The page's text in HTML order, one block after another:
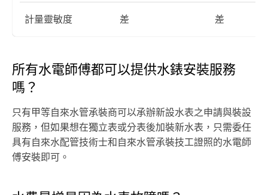
計量靈敏度 差 差
所有水電師傅都可以提供水錶安裝服務
嗎？
只有甲等自來水管承裝商可以承辦新設水表之申請與裝設
服務，但如果想在獨立表或分表後加裝新水表，只需委任
具有自來水配管技術士和自來水管承裝技工證照的水電師
傅安裝即可。